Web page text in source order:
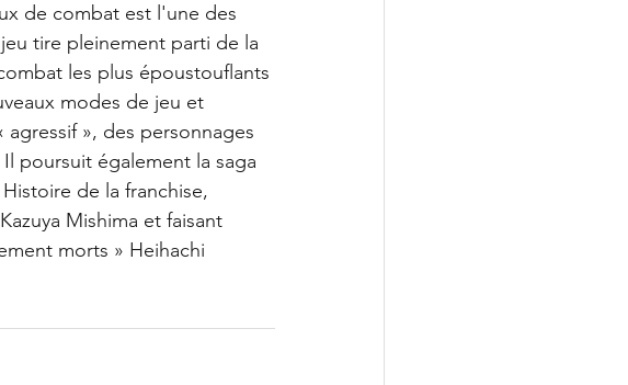
de combat est l'une des
tire pleinement parti de la
les plus époustouflants
modes de jeu et
», des personnages
poursuit également la saga
de la franchise,
Mishima et faisant
morts » Heihachi